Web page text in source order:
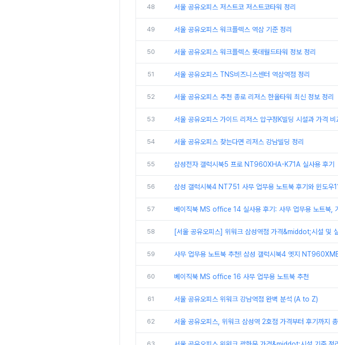
48 서울 공유오피스 저스트코 저스트코타워 정리
49 서울 공유오피스 워크플렉스 역삼 기준 정리
50 서울 공유오피스 워크플렉스 롯데월드타워 정보 정리
51 서울 공유오피스 TNS비즈니스센터 역삼역점 정리
52 서울 공유오피스 추천 종로 리저스 한올타워 최신 정보 정리
53 서울 공유오피스 가이드 리저스 압구정K빌딩 시설과 가격 비
54 서울 공유오피스 찾는다면 리저스 강남빌딩 정리
55 삼성전자 갤럭시북5 프로 NT960XHA-K71A 실사용 후기
56 삼성 갤럭시북4 NT751 사무 업무용 노트북 후기와 윈도우
57 베이직북 MS office 14 실사용 후기: 사무 업무용 노트북,
58 [서울 공유오피스] 위워크 삼성역점 가격&middot;시설 및
59 사무 업무용 노트북 추천! 삼성 갤럭시북4 엣지
60 베이직북 MS office 16 사무 업무용 노트북 추천
61 서울 공유오피스 위워크 강남역점 완벽 분석 (A to Z)
62 서울 공유오피스, 위워크 삼성역 2호점 가격부터 후기까지 총